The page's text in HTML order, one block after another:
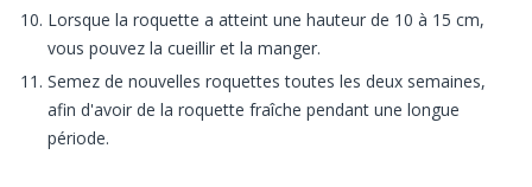
Lorsque la roquette a atteint une hauteur de 10 à 15 cm,
vous pouvez la cueillir et la manger.
Semez de nouvelles roquettes toutes les deux semaines,
afin d'avoir de la roquette fraîche pendant une longue
période.